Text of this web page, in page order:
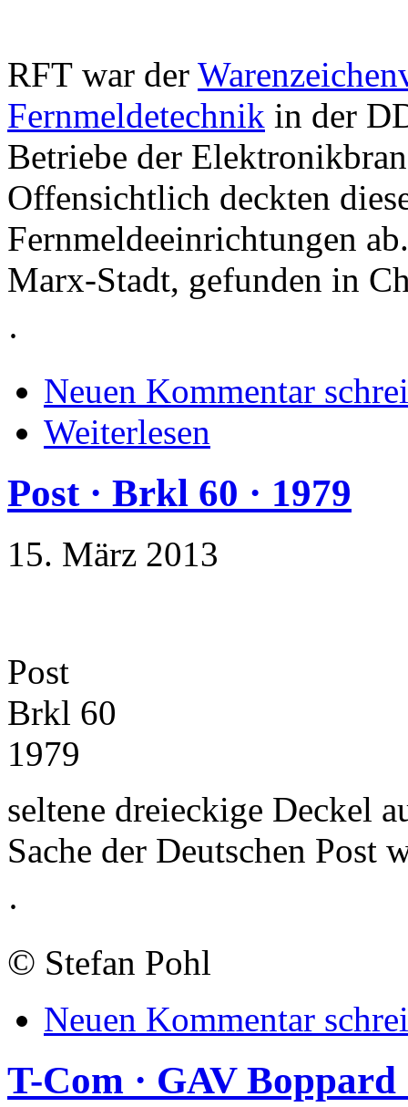
RFT war der
Fernmeldetechnik in der
Betriebe der
Offensichtlich deckten
Fernmeldeeinrichtungen
Marx-Stadt, gefunden in
·
Neuen Kommentar
Weiterlesen
Post · Brkl 60 · 1979
15. März 2013
Post
Brkl 60
1979
seltene dreieckige Deckel
Sache der Deutschen Post
·
© Stefan Pohl
Neuen Kommentar
T-Com · GAV Boppard